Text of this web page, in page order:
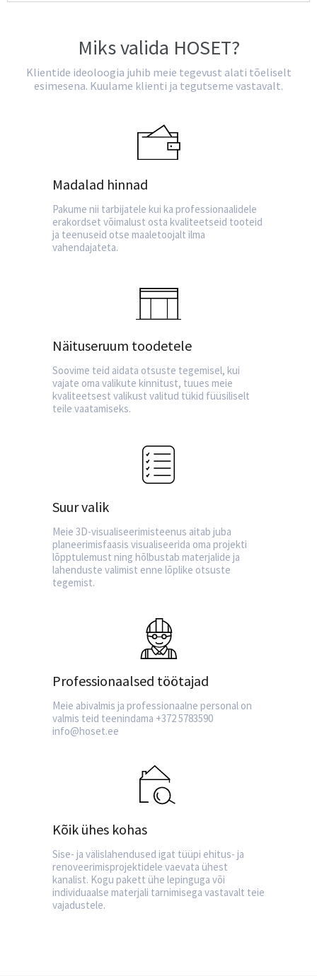
Miks valida HOSET?
Klientide ideoloogia juhib meie tegevust alati tõeliselt
esimesena. Kuulame klienti ja tegutseme vastavalt.
Madalad hinnad
Pakume nii tarbijatele kui ka professionaalidele
erakordset võimalust osta kvaliteetseid tooteid
ja teenuseid otse maaletoojalt ilma
vahendajateta.
Näituseruum toodetele
Soovime teid aidata otsuste tegemisel, kui
vajate oma valikute kinnitust, tuues meie
kvaliteetsest valikust valitud tükid füüsiliselt
teile vaatamiseks.
Suur valik
Meie 3D-visualiseerimisteenus aitab juba
planeerimisfaasis visualiseerida oma projekti
lõpptulemust ning hõlbustab materjalide ja
lahenduste valimist enne lõplike otsuste
tegemist.
Professionaalsed töötajad
Meie abivalmis ja professionaalne personal on
valmis teid teenindama +372 5783590
info@hoset.ee
Kõik ühes kohas
Sise- ja välislahendused igat tüüpi ehitus- ja
renoveerimisprojektidele vaevata ühest
kanalist. Kogu pakett ühe lepinguga või
individuaalse materjali tarnimisega vastavalt teie
vajadustele.